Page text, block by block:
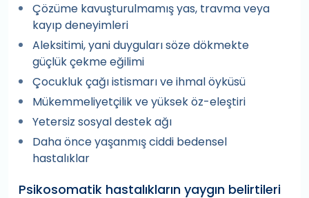
Çözüme kavuşturulmamış yas, travma veya
kayıp deneyimleri
Aleksitimi, yani duyguları söze dökmekte
güçlük çekme eğilimi
Çocukluk çağı istismarı ve ihmal öyküsü
Mükemmeliyetçilik ve yüksek öz-eleştiri
Yetersiz sosyal destek ağı
Daha önce yaşanmış ciddi bedensel
hastalıklar
Psikosomatik hastalıkların yaygın belirtileri